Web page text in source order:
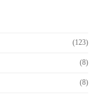
(123)
(8)
(8)